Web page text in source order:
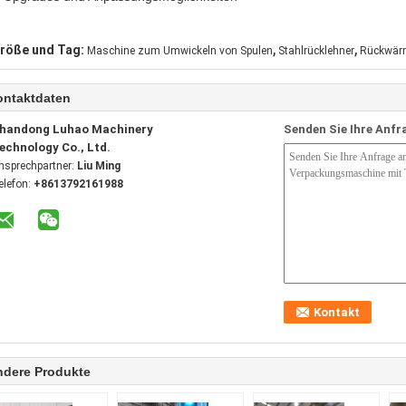
und Tag: Maschine zum Umwickeln von Spulen, Stahlrücklehner,
Luhao Machinery
Co., Ltd.
Liu Ming
+8613792161988
Senden Sie Ihre
Produkte